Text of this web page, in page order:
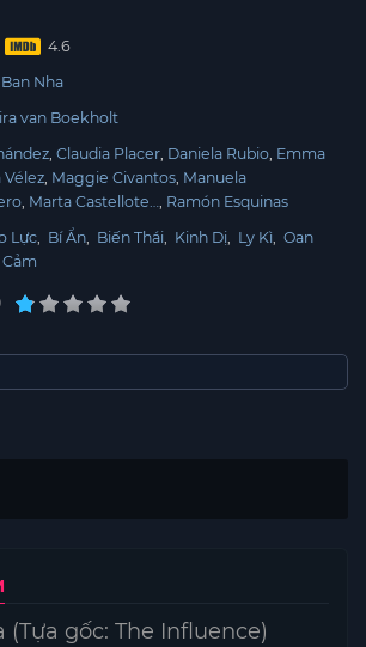
Nha
van Boekholt
Claudia Placer Daniela Rubio Emma
Vélez Maggie Civantos Manuela
Marta Castellote… Ramón Esquinas
Lực, Bí Ẩn, Biến Thái, Kinh Dị, Ly Kì, Oan
(Tựa gốc: The Influence)